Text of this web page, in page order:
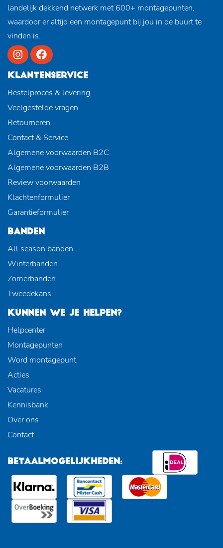
landelijk dekkend netwerk met 600+ montagepunten,
waardoor er altijd een montagepunt bij jou in de buurt te
vinden is.
KLANTENSERVICE
Bestelproces & levering
Veelgestelde vragen
Retourneren
Contact & Service
Algemene voorwaarden B2C
Algemene voorwaarden B2B
Review voorwaarden
Klachtenformulier
Garantieformulier
BANDEN
All season banden
Winterbanden
Zomerbanden
Tweedekans
KUNNEN WE JE HELPEN?
Helpcenter
Montagepunten
Word montagepunt
Acties
Vacatures
Kennisbank
Over ons
Contact
BETAALMOGELIJKHEDEN: